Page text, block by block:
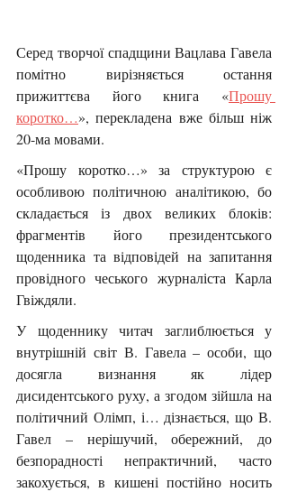
Серед творчої спадщини Вацлава Гавела
помітно вирізняється остання
прижиттєва його книга «Прошу
коротко…», перекладена вже більш ніж
20-ма мовами.
«Прошу коротко…» за структурою є
особливою політичною аналітикою, бо
складається із двох великих блоків:
фрагментів його президентського
щоденника та відповідей на запитання
провідного чеського журналіста Карла
Гвіждяли.
У щоденнику читач заглиблюється у
внутрішній світ В. Гавела – особи, що
досягла визнання як лідер
дисидентського руху, а згодом зійшла на
політичний Олімп, і… дізнається, що В.
Гавел – нерішучий, обережний, до
безпорадності непрактичний, часто
закохується, в кишені постійно носить